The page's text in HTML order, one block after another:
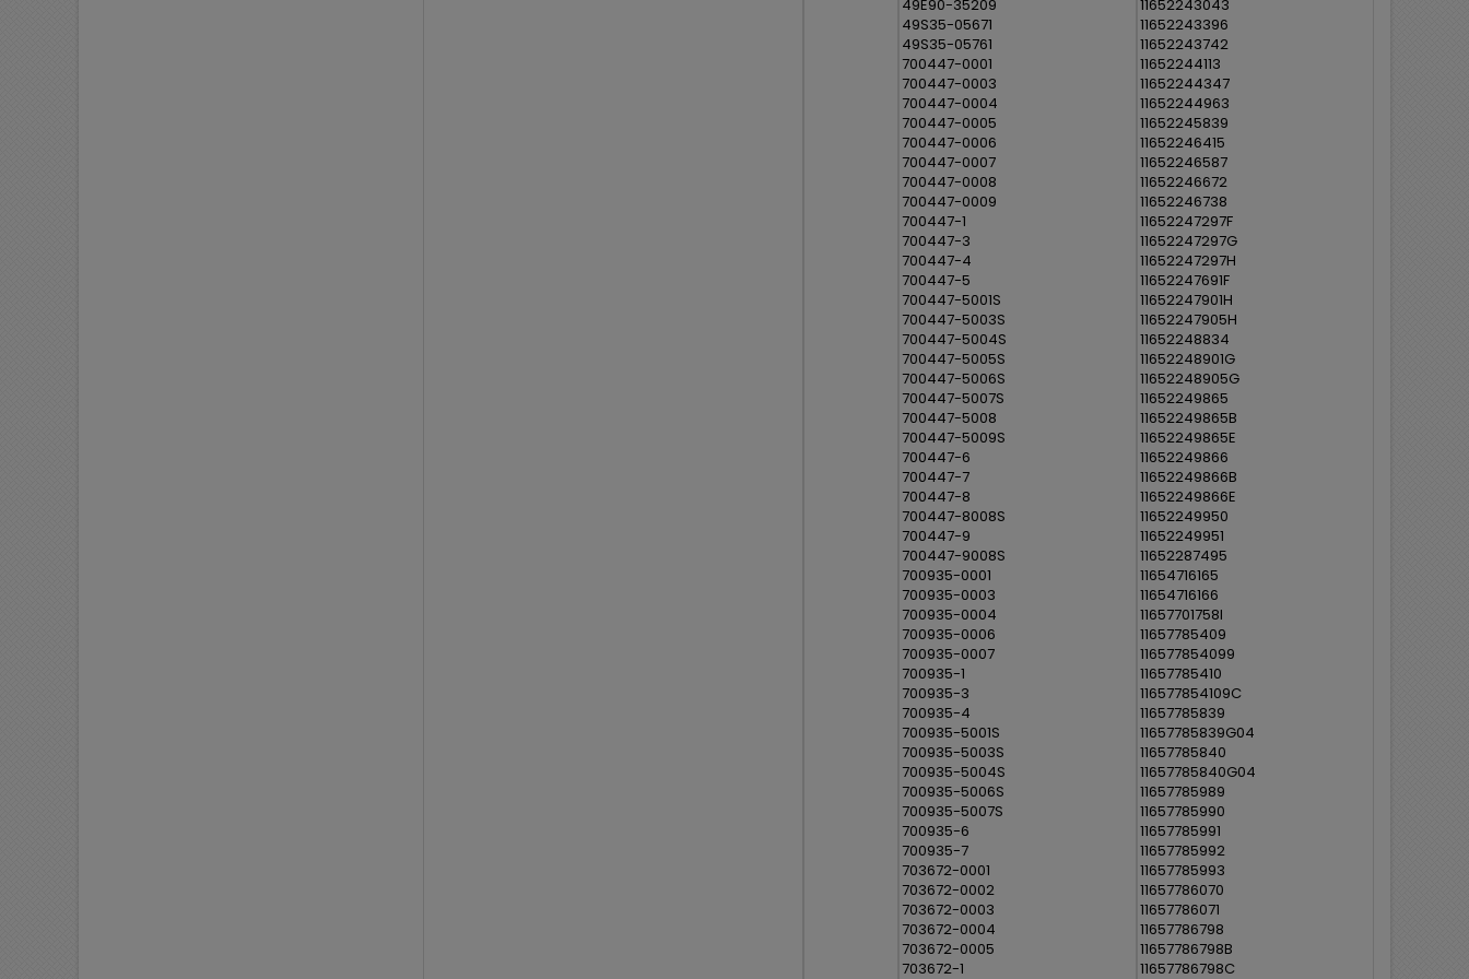
49E90-35209
49S35-05671
49S35-05761
700447-0001
700447-0003
700447-0004
700447-0005
700447-0006
700447-0007
700447-0008
700447-0009
700447-1
700447-3
700447-4
700447-5
700447-5001S
700447-5003S
700447-5004S
700447-5005S
700447-5006S
700447-5007S
700447-5008
700447-5009S
700447-6
700447-7
700447-8
700447-8008S
700447-9
700447-9008S
700935-0001
700935-0003
700935-0004
700935-0006
700935-0007
700935-1
700935-3
700935-4
700935-5001S
700935-5003S
700935-5004S
700935-5006S
700935-5007S
700935-6
700935-7
703672-0001
703672-0002
703672-0003
703672-0004
703672-0005
703672-1
11652243043
11652243396
11652243742
11652244113
11652244347
11652244963
11652245839
11652246415
11652246587
11652246672
11652246738
11652247297F
11652247297G
11652247297H
11652247691F
11652247901H
11652247905H
11652248834
11652248901G
11652248905G
11652249865
11652249865B
11652249865E
11652249866
11652249866B
11652249866E
11652249950
11652249951
11652287495
11654716165
11654716166
11657701758I
11657785409
116577854099
11657785410
116577854109C
11657785839
11657785839G04
11657785840
11657785840G04
11657785989
11657785990
11657785991
11657785992
11657785993
11657786070
11657786071
11657786798
11657786798B
11657786798C